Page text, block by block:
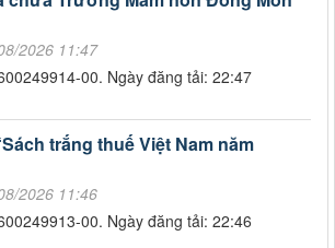
2026 11:47
00. Ngày đăng tải: 22:47
trắng thuế Việt Nam năm
2026 11:46
00. Ngày đăng tải: 22:46